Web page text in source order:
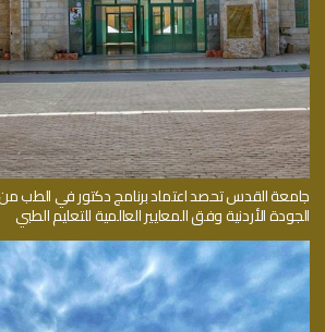
جامعة القدس تحصد اعتماد برنامج دكتور في الطب
الجودة الأردنية وفق المعايير العالمية للتعليم الطبي